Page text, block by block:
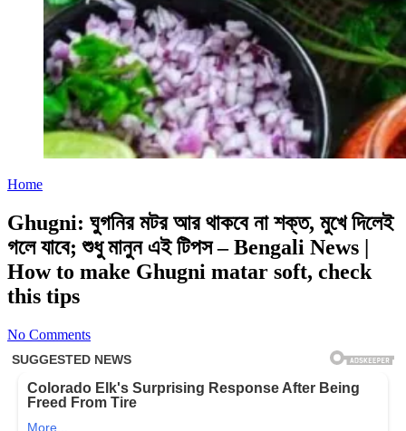
Home
Ghugni: ঘুগনির মটর আর থাকবে না শক্ত, মুখে দিলেই
গলে যাবে; শুধু মানুন এই টিপস – Bengali News |
How to make Ghugni matar soft, check
this tips
No Comments